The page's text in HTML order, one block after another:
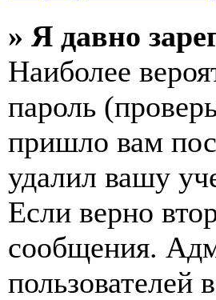
» Я давно
Наиболее
пароль
пришло вам
удалил вашу
Если верно
сообщения.
пользователей